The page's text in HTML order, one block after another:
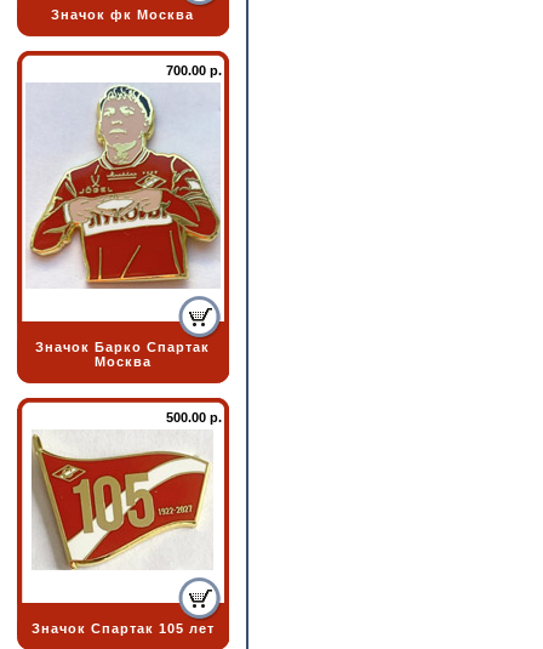
Значок фк Москва
700.00 р.
Значок Барко Спартак
Москва
500.00 р.
Значок Спартак 105 лет